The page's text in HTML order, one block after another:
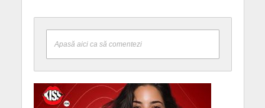
Apasă aici ca să comentezi